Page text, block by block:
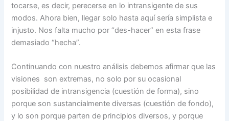
tocarse, es decir, perecerse en lo intransigente de sus
modos. Ahora bien, llegar solo hasta aquí sería simplista e
injusto. Nos falta mucho por “des-hacer” en esta frase
demasiado “hecha”.
Continuando con nuestro análisis debemos afirmar que las
visiones son extremas, no solo por su ocasional
posibilidad de intransigencia (cuestión de forma), sino
porque son sustancialmente diversas (cuestión de fondo),
y lo son porque parten de principios diversos, y porque